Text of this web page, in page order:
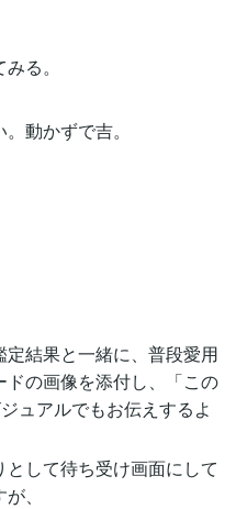
る。
動かずで吉。
結果と一緒に、普段愛用
ドの画像を添付し、「この
ュアルでもお伝えするよ
して待ち受け画面にして
、